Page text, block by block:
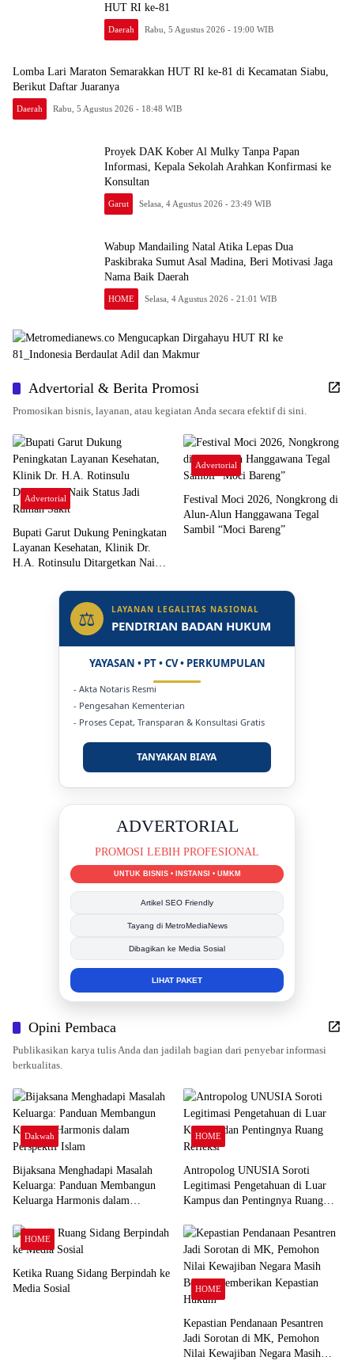
HUT RI ke-81
Daerah Rabu, 5 Agustus 2026 - 19:00 WIB
Lomba Lari Maraton Semarakkan HUT RI ke-81 di Kecamatan Siabu,
Berikut Daftar Juaranya
Daerah Rabu, 5 Agustus 2026 - 18:48 WIB
Proyek DAK Kober Al Mulky Tanpa Papan
Informasi, Kepala Sekolah Arahkan Konfirmasi ke
Konsultan
Garut Selasa, 4 Agustus 2026 - 23:49 WIB
Wabup Mandailing Natal Atika Lepas Dua
Paskibraka Sumut Asal Madina, Beri Motivasi Jaga
Nama Baik Daerah
HOME Selasa, 4 Agustus 2026 - 21:01 WIB
Advertorial & Berita Promosi
Promosikan bisnis, layanan, atau kegiatan Anda secara efektif di sini.
Advertorial
Bupati Garut Dukung Peningkatan
Layanan Kesehatan, Klinik Dr.
H.A. Rotinsulu Ditargetkan Naik
Advertorial
Festival Moci 2026, Nongkrong di
Alun-Alun Hanggawana Tegal
Sambil “Moci Bareng”
⚖ LAYANAN LEGALITAS NASIONAL
PENDIRIAN BADAN HUKUM
YAYASAN • PT • CV • PERKUMPULAN
- Akta Notaris Resmi
- Pengesahan Kementerian
- Proses Cepat, Transparan & Konsultasi Gratis
TANYAKAN BIAYA
DUKUNG KAMI
BERSAMA METROMEDIANEWS.CO
MEDIA INFORMASI TERPERCAYA
Publikasi Kegiatan
Berita Promosi
Tingkatkan Branding Anda
INFO SELENGKAPNYA
Opini Pembaca
Publikasikan karya tulis Anda dan jadilah bagian dari penyebar informasi
berkualitas.
Dakwah
Bijaksana Menghadapi Masalah
Keluarga: Panduan Membangun
Keluarga Harmonis dalam
HOME
Antropolog UNUSIA Soroti
Legitimasi Pengetahuan di Luar
Kampus dan Pentingnya Ruang
HOME
Ketika Ruang Sidang Berpindah ke
Media Sosial
HOME
Kepastian Pendanaan Pesantren
Jadi Sorotan di MK, Pemohon
Nilai Kewajiban Negara Masih